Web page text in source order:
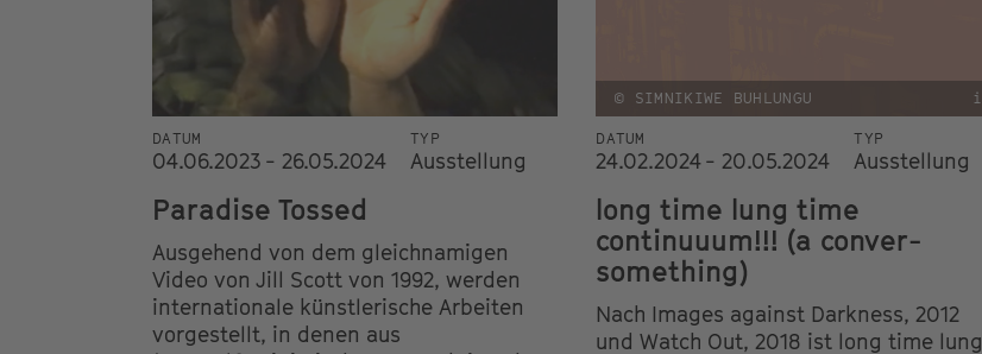
DATUM
04.06.2023 - 26.05.2024
TYP
Ausstellung
Paradise Tossed
Ausgehend von dem gleichnamigen
Video von Jill Scott von 1992, werden
internationale künstlerische Arbeiten
vorgestellt, in denen aus
© SIMNIKIWE BUHLUNGU i
DATUM
24.02.2024 - 20.05.2024
TYP
Ausstellung
long time lung time
continuuum!!! (a conver-
something)
Nach Images against Darkness, 2012
und Watch Out, 2018 ist long time lung